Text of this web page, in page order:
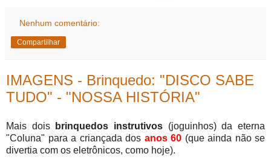
Nenhum comentário:
Compartilhar
IMAGENS - Brinquedo: "DISCO SABE
TUDO" - "NOSSA HISTÓRIA"
Mais doisbrinquedos instrutivos (joguinhos) da eterna
"Coluna" para a criançada dos anos 60 (que ainda não se
divertia com os eletrônicos, como hoje).